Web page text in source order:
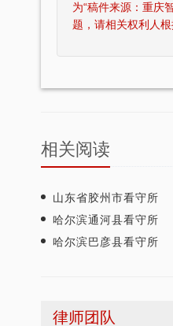
为“稿件来源：重庆
题，请相关权利人
相关阅读
山东省胶州市看守所
哈尔滨通河县看守所
哈尔滨巴彦县看守所
律师团队
全国特大涉黑
省咸宁市中级人民
论罪当处十年以上
，提出排非申请，
重庆某
辩护意
某省副
辩护意
的绝大